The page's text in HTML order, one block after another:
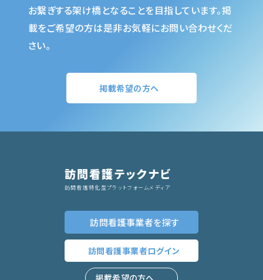
お繋ぎする架け橋となることを目指しています。掲
載をご希望の方は是非お気軽にお問い合わせくだ
さい。
掲載希望の方へ
訪問看護テックナビ
訪問看護特化型プラットフォームメディア
訪問看護事業者を探す
訪問看護事業者ログイン
掲載希望の方へ